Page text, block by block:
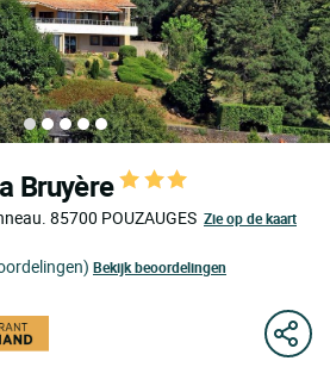
Bruyère
85700 POUZAUGES Zie op de kaart
Bekijk beoordelingen